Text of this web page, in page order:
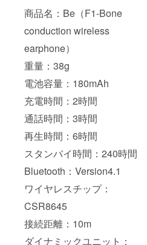
商品名：Be（F1-Bone
conduction wireless
earphone）
重量：38g
電池容量：180mAh
充電時間：2時間
通話時間：3時間
再生時間：6時間
スタンバイ時間：240時間
Bluetooth：Version4.1
ワイヤレスチップ：
CSR8645
接続距離：10m
ダイナミックユニット：